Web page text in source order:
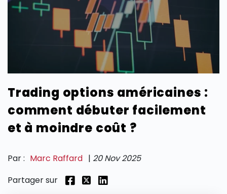
SECTIONS
Trading options américaines :
comment débuter facilement
et à moindre coût ?
Par : Marc Raffard | 20 Nov 2025
Partager sur